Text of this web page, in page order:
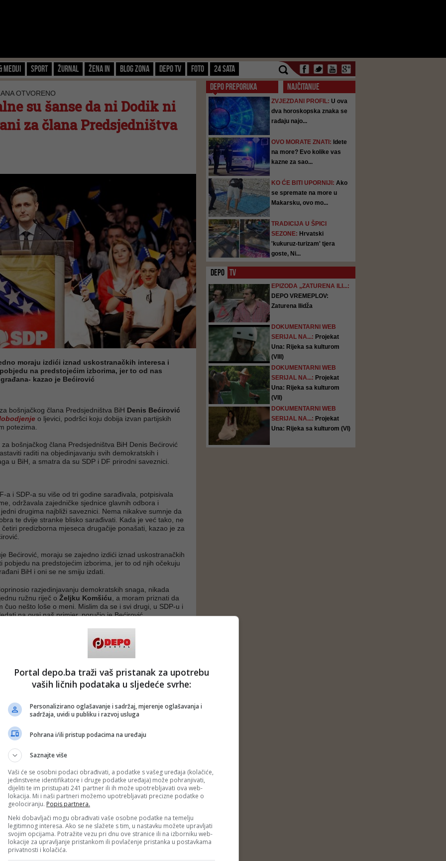
Mediji Sport Žurnal Žena IN Blog zona Depo TV FOTO 24 SATA
OTVORENO
su šanse da ni Dodik ni
za člana Predsjedništva
moraju izdići iznad uskostranačkih interesa i
na predstojećim izborima, jer to od nas
kazao je Bećirović
bošnjačkog člana Predsjedništva BiH Denis Bećirović
o ljevici, podršci koju dobija izvan partijskih
potezima.
bošnjačkog člana Predsjedništva BiH Denis Bećirović
raditi na objedinjavanju svih demokratskih i
u BiH, a smatra da su SDP i DF prirodni saveznici.
a i SDP-a su više od tri godine sarađivala, potpisivala
održavala zajedničke sjednice glavnih odbora i
drugima najbliži saveznici. Nema nikakve sumnje da
te dvije stranke blisko sarađivati. Kada je već tako, ne
predizborna mjeseca drugačije ponašati, kazao je za
Bećirović, moraju se zajedno izdići iznad uskostranačkih
pobjedu na predstojećim izborima, jer to od njih očekuju
BiH i oni se ne smiju izdati.
razjedinjavanju demokratskih snaga, nikada
ružnu riječ o Željku Komšiću , a moram priznati da
čuo nešto loše o meni. Mislim da se i svi drugi, u SDP-u i
na ovaj naš primjer, poručio je Bećirović.
da je ljevica ponudila nekoliko kandidata, kolikom
da Komšić bude uz Vas u Predsjedništvu?
Predsjedništvo BiH ne odlučuje nijedan pojedinac, već
i Hercegovine. A ako je suditi prema dosadašnjim
su šanse da i Komšić i ja postanemo članovi
Relevantna istraživanja, između ostalog, pokazuju da
birati člana Predsjedništva BiH na osnovu toga šta
šta planira raditi s ciljem zaštite države BiH u budućnosti.
biralištima bude manje straha i predrasuda, a više
Obećao sam da ću okupljati sve političke partije koje
socijalnu i evropsku BiH.
i Čovića i Dodika. Šta ukoliko se nađete u poziciji da
BiH upravo s njima?
zamku da mi se čak i kroz pitanje Dodik i Čović nameću
Realne su šanse da ni Dodik ni Čović ne budu izabrani
BiH. Uostalom, ko god bude izabran, morat će
i zakonima BiH. Oni koji to eventualno ne budu
suočiti sa nadležnim organima države zaduženim za
i zakonitosti. Godinama javno istupam i uvijek ću oštro
destruktivnih poteza i politika koje su usmjerene
njenog građanina ili naroda.
DEPO PREPORUKA NAJČITANIJE
ZVJEZDANI PROFIL: U ova
dva horoskopska znaka se
rađaju najo...
OVO MORATE ZNATI: Idete
na more? Evo kolike vas
kazne za sao...
KO ĆE BITI UPORNIJI: Ako
se spremate na more u
Makarsku, ovo mo...
TRADICIJA U ŠPICI
SEZONE: Hrvatski
'kukuruz-turizam' tjera
goste, Ni...
DEPO TV
EPIZODA „ZATURENA ILI...:
DEPO VREMEPLOV:
Zaturena Ilidža
DOKUMENTARNI WEB
SERIJAL NA...: Projekat
Una: Rijeka sa kulturom
(VIII)
DOKUMENTARNI WEB
SERIJAL NA...: Projekat
Una: Rijeka sa kulturom
(VII)
DOKUMENTARNI WEB
SERIJAL NA...: Projekat
Una: Rijeka sa kulturom (VI)
Portal depo.ba traži vaš pristanak za upotrebu
vaših ličnih podataka u sljedeće svrhe:
Personalizirano oglašavanje i sadržaj, mjerenje oglašavanja i
sadržaja, uvidi u publiku i razvoj usluga
Pohrana i/ili pristup podacima na uređaju
Saznajte više
Vaši će se osobni podaci obrađivati, a podatke s vašeg uređaja (kolačiće,
jedinstvene identifikatore i druge podatke uređaja) može pohranjivati,
dijeliti te im pristupati 241 partner ili ih može upotrebljavati ova web-
lokacija. Mi i naši partneri možemo upotrebljavati precizne podatke o
geolociranju. Popis partnera.
Neki dobavljači mogu obrađivati vaše osobne podatke na temelju
legitimnog interesa. Ako se ne slažete s tim, u nastavku možete upravljati
svojim opcijama. Potražite vezu pri dnu ove stranice ili na izborniku web-
lokacije za upravljanje pristankom ili povlačenje pristanka u postavkama
privatnosti i kolačića.